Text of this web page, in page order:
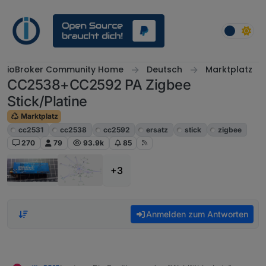
ioBroker Community Home Deutsch Marktplatz
CC2538+CC2592 PA Zigbee
Stick/Platine
Marktplatz
cc2531
cc2538 cc2592 ersatz stick
zigbee
270
79 93.9k 85
+3
Anmelden zum Antworten